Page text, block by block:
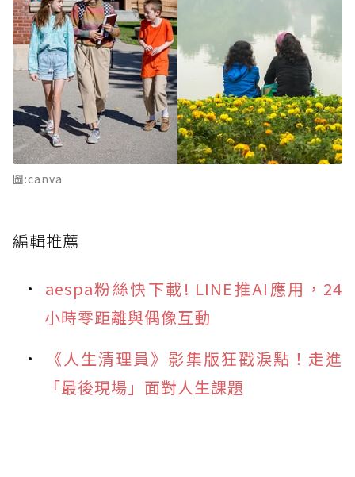
圖:canva
編輯推薦
aespa粉絲快下載! LINE推AI應用，24
小時零距離與偶像互動
《人生清理員》影集版狂戳淚點！走進
「最後現場」面對人生課題